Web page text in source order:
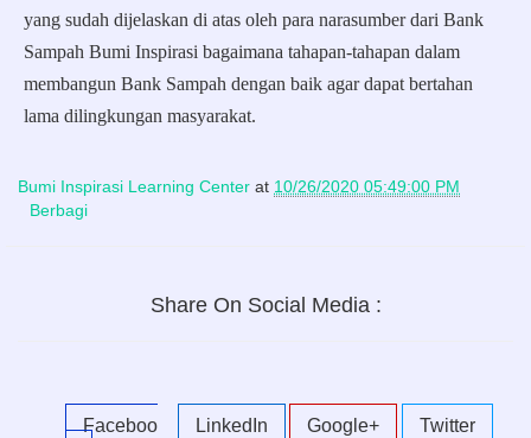
yang sudah dijelaskan di atas oleh para narasumber dari Bank
Sampah Bumi Inspirasi bagaimana tahapan-tahapan dalam
membangun Bank Sampah dengan baik agar dapat bertahan
lama dilingkungan masyarakat.
Bumi Inspirasi Learning Center at 10/26/2020 05:49:00 PM
Berbagi
Share On Social Media :
Faceboo
LinkedIn Google+ Twitter